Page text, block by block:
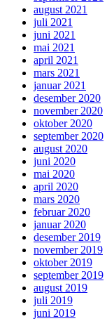
august 2021
juli 2021
juni 2021
mai 2021
april 2021
mars 2021
januar 2021
desember 2020
november 2020
oktober 2020
september 2020
august 2020
juni 2020
mai 2020
april 2020
mars 2020
februar 2020
januar 2020
desember 2019
november 2019
oktober 2019
september 2019
august 2019
juli 2019
juni 2019